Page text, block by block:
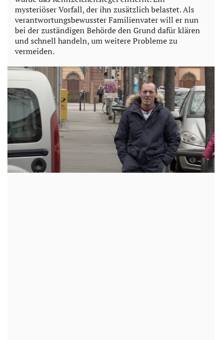
mysteriöser Vorfall, der ihn zusätzlich belastet. Als
verantwortungsbewusster Familienvater will er nun
bei der zuständigen Behörde den Grund dafür klären
und schnell handeln, um weitere Probleme zu
vermeiden.